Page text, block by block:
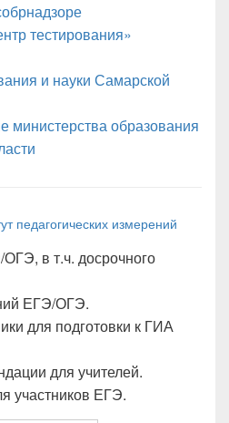
тестирования»
и науки Самарской
министерства образования
педагогических измерений
в т.ч. досрочного
ЕГЭ/ОГЭ.
для подготовки к ГИА
для учителей.
участников ЕГЭ.